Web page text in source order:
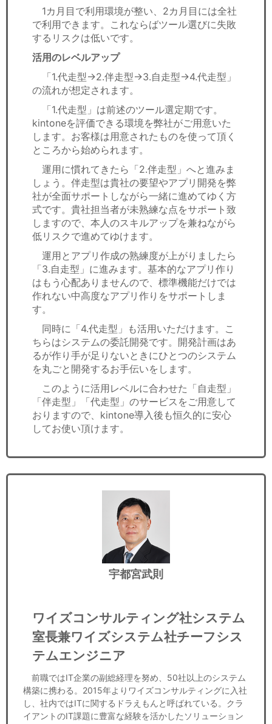
1カ月目で利用環境が整い、2カ月目には全社
で利用できます。これならばツール選びに失敗
するリスクは低いです。
活用のレベルアップ
「1.代走型→2.伴走型→3.自走型→4.代走型」
の流れが想定されます。
「1.代走型」は前述のツール選定期です。
kintoneを評価できる環境を弊社がご用意いた
します。お客様は用意されたものを使って頂く
ところから始められます。
運用に慣れてきたら「2.伴走型」へと進みま
しょう。伴走型は貴社の要望やアプリ開発を弊
社が全面サポートしながら一緒に進めてゆく方
式です。貴社担当者が未熟練な点をサポート致
しますので、本人のスキルアップを兼ねながら
低リスクで進めてゆけます。
運用とアプリ作成の熟練度が上がりましたら
「3.自走型」に進みます。基本的なアプリ作り
はもう心配ありませんので、標準機能だけでは
作れない中高度なアプリ作りをサポートしま
す。
同時に「4.代走型」も活用いただけます。こ
ちらはシステムの委託開発です。開発計画はあ
るが作り手が足りないときにひとつのシステム
を丸ごと開発するお手伝いをします。
このように活用レベルに合わせた「自走型」
「伴走型」「代走型」のサービスをご用意して
おりますので、kintone導入後も恒久的に安心
してお使い頂けます。
宇都宮武則
ワイズコンサルティング社システム
室長兼ワイズシステム社チーフシス
テムエンジニア
前職ではIT企業の副総経理を努め、50社以上のシステム
構築に携わる。2015年よりワイズコンサルティングに入社
し、社内ではITに関するドラえもんと呼ばれている。クラ
イアントのIT課題に豊富な経験を活かしたソリューション